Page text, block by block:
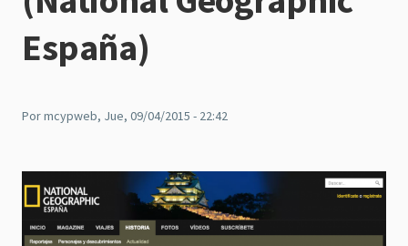
España)
Pormcypweb, Jue, 09/04/2015 - 22:42